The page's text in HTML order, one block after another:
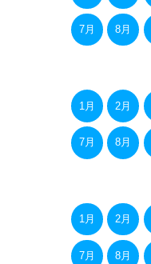
7月 8月
1月 2月
7月 8月
1月 2月
7月 8月